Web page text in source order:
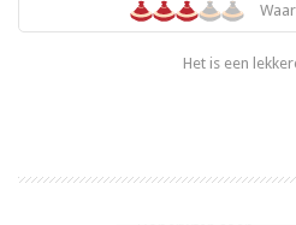
Het is een